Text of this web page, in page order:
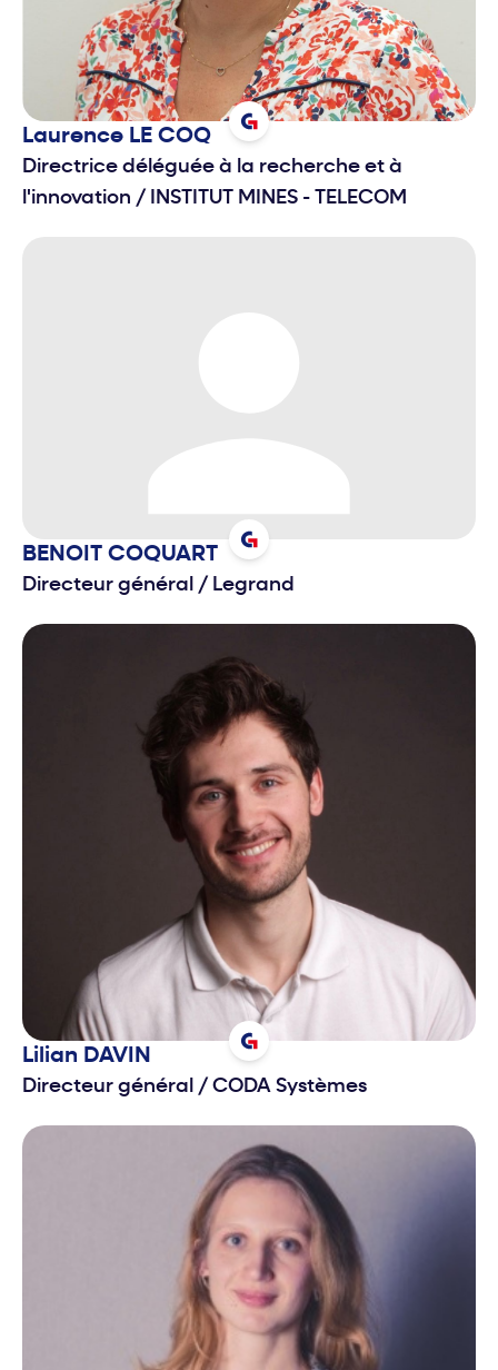
Laurence LE COQ
Directrice déléguée à la recherche et à
l'innovation / INSTITUT MINES - TELECOM
BENOIT COQUART
Directeur général / Legrand
Lilian DAVIN
Directeur général / CODA Systèmes